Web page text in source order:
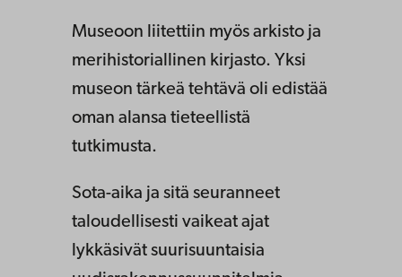
Museoon liitettiin myös arkisto ja
merihistoriallinen kirjasto. Yksi
museon tärkeä tehtävä oli edistää
oman alansa tieteellistä
tutkimusta.
Sota-aika ja sitä seuranneet
taloudellisesti vaikeat ajat
lykkäsivät suurisuuntaisia